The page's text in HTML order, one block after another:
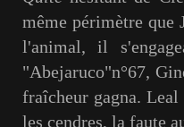
même périmètre
l'animal, il
"Abejaruco"n°67,
fraîcheur gagna.
les cendres, la faute